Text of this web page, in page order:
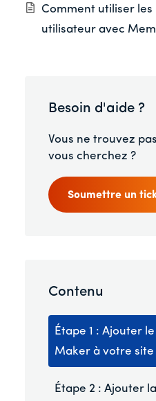
Comment utiliser les
utilisateur avec
Besoin d'aide ?
Vous ne trouvez
vous cherchez ?
Soumettre un
Contenu
Étape 1 : Ajouter
Maker à votre site
Étape 2 : Ajouter